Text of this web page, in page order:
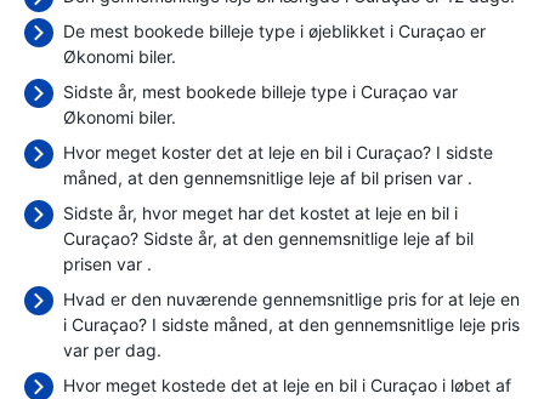
De mest bookede billeje type i øjeblikket i Curaçao er
Økonomi biler.
Sidste år, mest bookede billeje type i Curaçao var
Økonomi biler.
Hvor meget koster det at leje en bil i Curaçao? I sidste
måned, at den gennemsnitlige leje af bil prisen var .
Sidste år, hvor meget har det kostet at leje en bil i
Curaçao? Sidste år, at den gennemsnitlige leje af bil
prisen var .
Hvad er den nuværende gennemsnitlige pris for at leje en
i Curaçao? I sidste måned, at den gennemsnitlige leje pris
var per dag.
Hvor meget kostede det at leje en bil i Curaçao i løbet af